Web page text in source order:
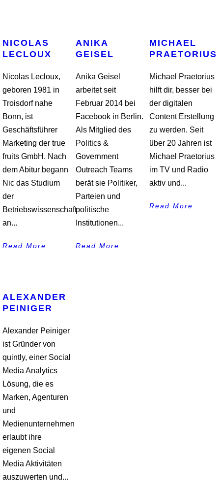
NICOLAS
LECLOUX
Nicolas Lecloux,
geboren 1981 in
Troisdorf nahe
Bonn, ist
Geschäftsführer
Marketing der true
fruits GmbH. Nach
dem Abitur begann
Nic das Studium
der
Betriebswissenschaft
an...
Read More
ANIKA
GEISEL
Anika Geisel
arbeitet seit
Februar 2014 bei
Facebook in Berlin.
Als Mitglied des
Politics &
Government
Outreach Teams
berät sie Politiker,
Parteien und
politische
Institutionen...
Read More
MICHAEL
PRAETORIUS
Michael Praetorius
hilft dir, besser bei
der digitalen
Content Erstellung
zu werden. Seit
über 20 Jahren ist
Michael Praetorius
im TV und Radio
aktiv und...
Read More
ALEXANDER
PEINIGER
Alexander Peiniger
ist Gründer von
quintly, einer Social
Media Analytics
Lösung, die es
Marken, Agenturen
und
Medienunternehmen
erlaubt ihre
eigenen Social
Media Aktivitäten
auszuwerten und...